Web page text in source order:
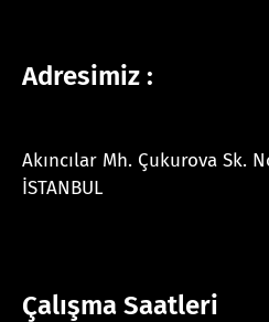
Adresimiz :
Akıncılar Mh. Çukurova Sk.
İSTANBUL
Çalışma Saatleri